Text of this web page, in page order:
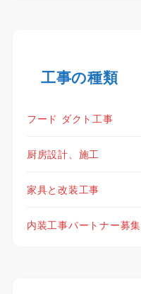
工事の種類
フード ダクト工事
厨房設計、施工
家具と改装工事
内装工事パートナー募集